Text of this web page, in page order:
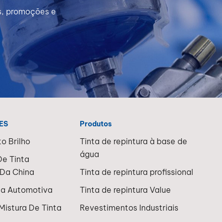
promoções e
Produtos
Tinta de repintura à base de
água
Tinta de repintura profissional
Tinta de repintura Value
Revestimentos Industriais
Brilho
Tinta
China
Automotiva
De Tinta